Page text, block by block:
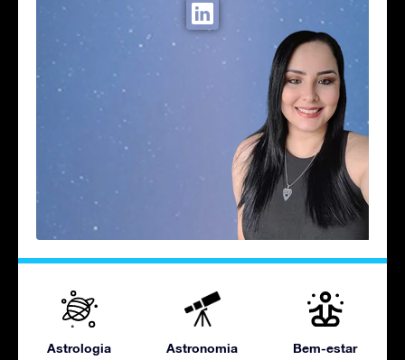
Astrologia Astronomia Bem-estar